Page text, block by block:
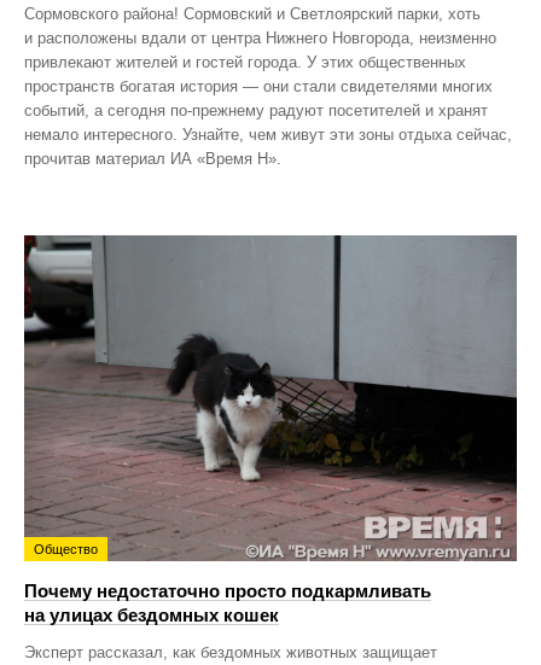
Сормовского района! Сормовский и Светлоярский парки, хоть
и расположены вдали от центра Нижнего Новгорода, неизменно
привлекают жителей и гостей города. У этих общественных
пространств богатая история — они стали свидетелями многих
событий, а сегодня по‑прежнему радуют посетителей и хранят
немало интересного. Узнайте, чем живут эти зоны отдыха сейчас,
прочитав материал ИА «Время Н».
Общество
Почему недостаточно просто подкармливать
на улицах бездомных кошек
Эксперт рассказал, как бездомных животных защищает